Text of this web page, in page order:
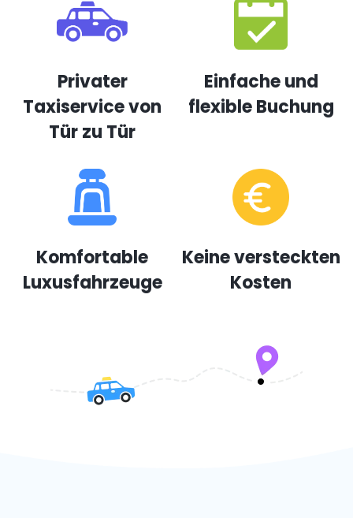
Privater
Taxiservice von
Tür zu Tür
Einfache und
flexible Buchung
Komfortable
Luxusfahrzeuge
Keine versteckten
Kosten